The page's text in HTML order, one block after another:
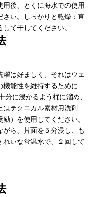
後、とくに海水での使用
い。しっかりと乾燥：直
て干してください。
は好ましく、それはウェ
機能性を維持するために
に浸かるよう桶に溜め、
はテクニカル素材用洗剤
）を使用してください。
ら、片面を５分浸し、も
れいな常温水で、２回して